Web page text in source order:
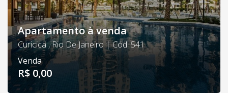
Apartamento à venda
Curicica , Rio De Janeiro | Cód. 541
Venda
R$ 0,00